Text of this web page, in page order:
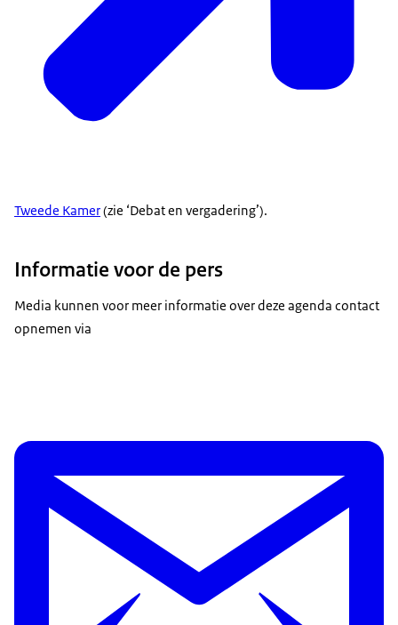
Tweede Kamer(zie ‘Debat en vergadering’).
Informatie voor de pers
Media kunnen voor meer informatie over deze agenda contact
opnemen via